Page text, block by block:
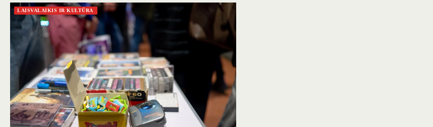
LAISVALAIKIS IR KULTŪRA